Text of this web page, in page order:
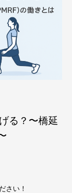
る？〜橋延
さい！